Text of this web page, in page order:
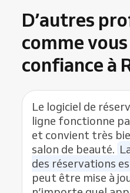
D’autres
comme
confiance à
Le logiciel de
ligne fonctionne
et convient très
salon de beauté.
des réservations
peut être mise à